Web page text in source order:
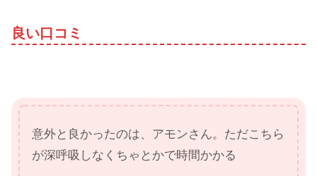
良い口コミ
意外と良かったのは、アモンさん。ただこちら
が深呼吸しなくちゃとかで時間かかる